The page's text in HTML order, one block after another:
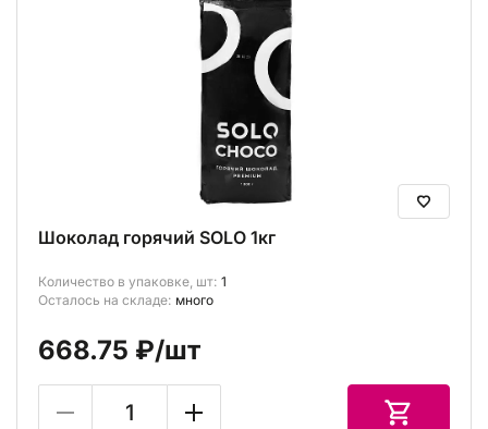
Шоколад горячий SOLO 1кг
Количество в упаковке, шт: 1
Осталось на складе: много
668.75 ₽/шт